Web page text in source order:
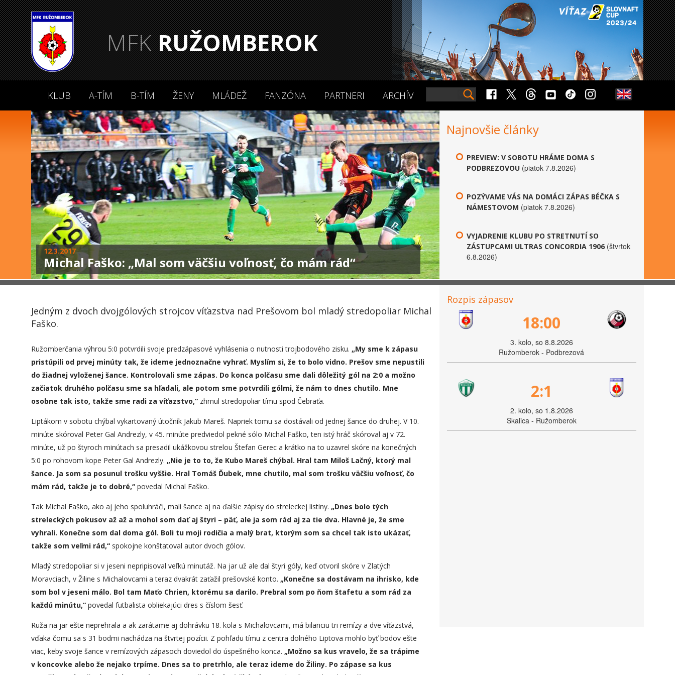
MFKRUŽOMBEROK
KLUB A-TÍM B-TÍM ŽENY MLÁDEŽ FANZÓNA PARTNERI ARCHÍV
12.3.2017
Michal Faško: „Mal som väčšiu voľnosť, čo mám rád“
Najnovšie články
PREVIEW: V SOBOTU HRÁME DOMA S
PODBREZOVOU (piatok 7.8.2026)
POZÝVAME VÁS NA DOMÁCI ZÁPAS BÉČKA S
NÁMESTOVOM (piatok 7.8.2026)
VYJADRENIE KLUBU PO STRETNUTÍ SO
ZÁSTUPCAMI ULTRAS CONCORDIA 1906 (štvrtok
6.8.2026)
Jedným z dvoch dvojgólových strojcov víťazstva nad Prešovom bol mladý stredopoliar Michal
Faško.
Ružomberčania výhrou 5:0 potvrdili svoje predzápasové vyhlásenia o nutnosti trojbodového zisku. „My sme k zápasu
pristúpili od prvej minúty tak, že ideme jednoznačne vyhrať. Myslím si, že to bolo vidno. Prešov sme nepustili
do žiadnej vyloženej šance. Kontrolovali sme zápas. Do konca polčasu sme dali dôležitý gól na 2:0 a možno
začiatok druhého polčasu sme sa hľadali, ale potom sme potvrdili gólmi, že nám to dnes chutilo. Mne
osobne tak isto, takže sme radi za víťazstvo,“ zhrnul stredopoliar tímu spod Čebraťa.
Liptákom v sobotu chýbal vykartovaný útočník Jakub Mareš. Napriek tomu sa dostávali od jednej šance do druhej. V 10.
minúte skóroval Peter Gal Andrezly, v 45. minúte predviedol pekné sólo Michal Faško, ten istý hráč skóroval aj v 72.
minúte, už po štyroch minútach sa presadil ukážkovou strelou Štefan Gerec a krátko na to uzavrel skóre na konečných
5:0 po rohovom kope Peter Gal Andrezly. „Nie je to to, že Kubo Mareš chýbal. Hral tam Miloš Lačný, ktorý mal
šance. Ja som sa posunul trošku vyššie. Hral Tomáš Ďubek, mne chutilo, mal som trošku väčšiu voľnosť, čo
mám rád, takže je to dobré,“ povedal Michal Faško.
Tak Michal Faško, ako aj jeho spoluhráči, mali šance aj na ďalšie zápisy do streleckej listiny. „Dnes bolo tých
streleckých pokusov až až a mohol som dať aj štyri – päť, ale ja som rád aj za tie dva. Hlavné je, že sme
vyhrali. Konečne som dal doma gól. Boli tu moji rodičia a malý brat, ktorým som sa chcel tak isto ukázať,
takže som veľmi rád,“ spokojne konštatoval autor dvoch gólov.
Mladý stredopoliar si v jeseni nepripisoval veľkú minutáž. Na jar už ale dal štyri góly, keď otvoril skóre v Zlatých
Moravciach, v Žiline s Michalovcami a teraz dvakrát zaťažil prešovské konto. „Konečne sa dostávam na ihrisko, kde
som bol v jeseni málo. Bol tam Maťo Chrien, ktorému sa darilo. Prebral som po ňom štafetu a som rád za
každú minútu,“ povedal futbalista obliekajúci dres s číslom šesť.
Ruža na jar ešte neprehrala a ak zarátame aj dohrávku 18. kola s Michalovcami, má bilanciu tri remízy a dve víťazstvá,
vďaka čomu sa s 31 bodmi nachádza na štvrtej pozícii. Z pohľadu tímu z centra dolného Liptova mohlo byť bodov ešte
viac, keby svoje šance v remízových zápasoch doviedol do úspešného konca. „Možno sa kus vravelo, že sa trápime
v koncovke alebo že nejako trpíme. Dnes sa to pretrhlo, ale teraz ideme do Žiliny. Po zápase sa kus
Rozpis zápasov
18:00
3. kolo, so 8.8.2026
Ružomberok - Podbrezová
2:1
2. kolo, so 1.8.2026
Skalica - Ružomberok